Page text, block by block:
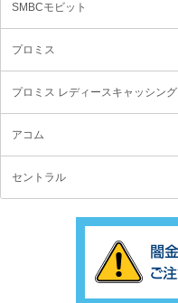
SMBCモビット
プロミス
プロミス レディースキャッシング
アコム
セントラル